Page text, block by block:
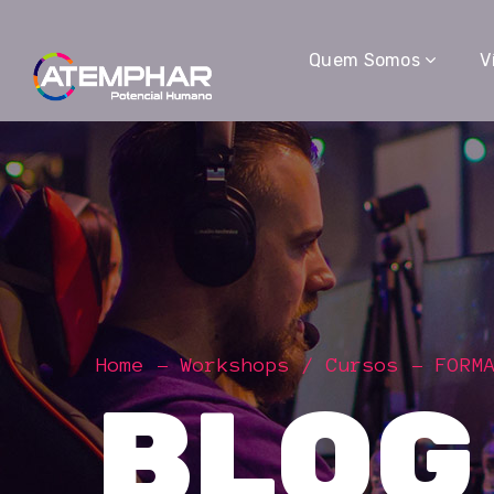
Quem Somos
Home Workshops / Cursos
BLOG